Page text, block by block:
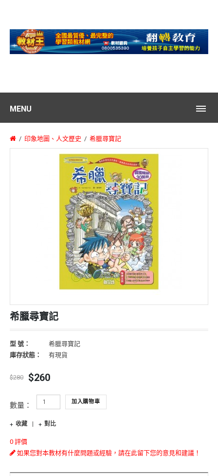
MENU
印象地圖、人文歷史 希臘尋寶記
希臘尋寶記
型 號：
希臘尋寶記
庫存狀態：
有現貨
$280 $260
數量： 加入購物車
收藏 對比
0 評價
如果您對本教材有什麼問題或經驗，請在此留下您的意見和建議！